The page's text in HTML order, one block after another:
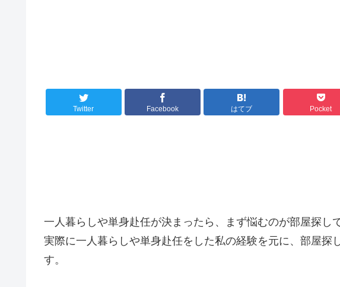
Twitter Facebook はてブ Pocket
一人暮らしや単身赴任が決まったら、まず悩むのが部屋探し
実際に一人暮らしや単身赴任をした私の経験を元に、部屋探
す。